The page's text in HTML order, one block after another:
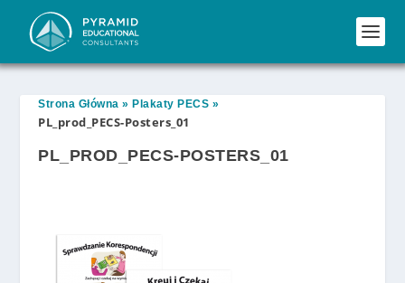
Strona Główna » Plakaty PECS »
PL_prod_PECS-Posters_01
PL_PROD_PECS-POSTERS_01